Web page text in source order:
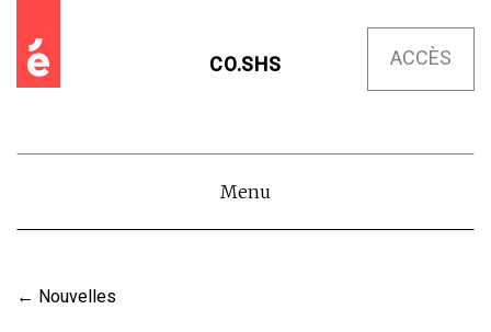
CO.SHS ACCÈS
Menu
← Nouvelles